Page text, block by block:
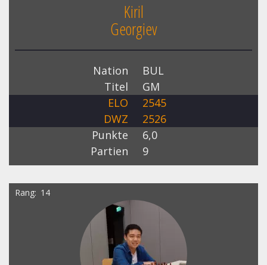
Kiril
Georgiev
Nation
BUL
Titel
GM
ELO
2545
DWZ
2526
Punkte
6,0
Partien
9
Rang 14